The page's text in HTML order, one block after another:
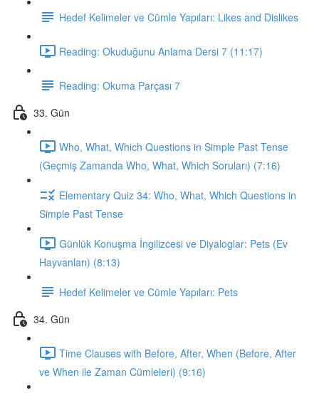
Hedef Kelimeler ve Cümle Yapıları: Likes and Dislikes
Reading: Okuduğunu Anlama Dersi 7 (11:17)
Reading: Okuma Parçası 7
33. Gün
Who, What, Which Questions in Simple Past Tense
(Geçmiş Zamanda Who, What, Which Soruları) (7:16)
Elementary Quiz 34: Who, What, Which Questions in
Simple Past Tense
Günlük Konuşma İngilizcesi ve Diyaloglar: Pets (Ev
Hayvanları) (8:13)
Hedef Kelimeler ve Cümle Yapıları: Pets
34. Gün
Time Clauses with Before, After, When (Before, After
ve When ile Zaman Cümleleri) (9:16)